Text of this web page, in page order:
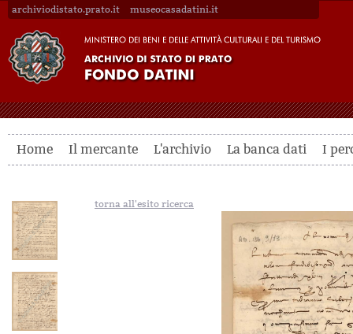
archiviodistato.prato.it museocasadatini.it
Home Il mercante L'archivio La banca dati I
torna all'esito ricerca